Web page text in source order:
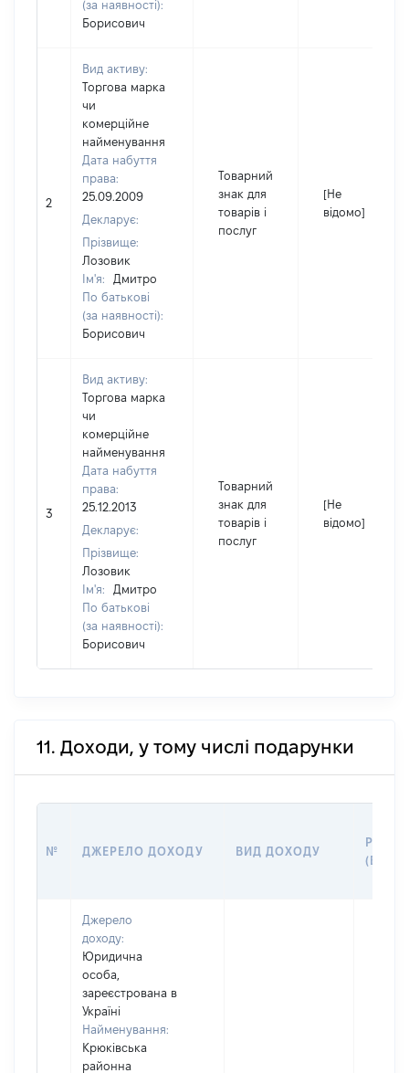
(за наявності):
Борисович
2
Вид активу:
Торгова марка
чи
комерційне
найменування
Дата набуття
права:
25.09.2009
Декларує:
Прізвище:
Лозовик
Ім'я:
Дмитро
По батькові
(за наявності):
Борисович
Товарний
знак для
товарів і
послуг
[Не
відомо]
3
Вид активу:
Торгова марка
чи
комерційне
найменування
Дата набуття
права:
25.12.2013
Декларує:
Прізвище:
Лозовик
Ім'я:
Дмитро
По батькові
(за наявності):
Борисович
Товарний
знак для
товарів і
послуг
[Не
відомо]
11. Доходи, у тому числі подарунки
№ ДЖЕРЕЛО ДОХОДУ ВИД ДОХОДУ
Джерело
доходу:
Юридична
особа,
зареєстрована в
Україні
Найменування:
Крюківська
районна